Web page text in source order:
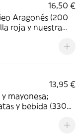
16,50 €
Aragonés (200
roja y nuestra
13,95 €
mayonesa;
y bebida (330